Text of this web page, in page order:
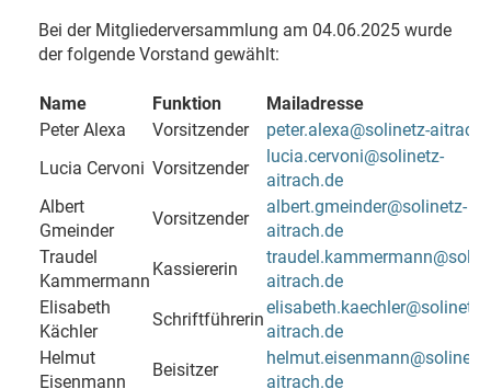
Bei der Mitgliederversammlung am 04.06.2025 wurde
der folgende Vorstand gewählt:
Name Funktion
Mailadresse
Peter Alexa
Vorsitzender
peter.alexa@solinetz-
Lucia Cervoni Vorsitzender
lucia.cervoni@solinetz-
aitrach.de
Albert
Gmeinder
Vorsitzender
albert.gmeinder@solinetz-
aitrach.de
Traudel
Kammermann
Kassiererin
aitrach.de
Elisabeth
Kächler
Schriftführerin
elisabeth.kaechler@solinetz-
aitrach.de
Helmut
Eisenmann
Beisitzer
helmut.eisenmann@solinetz-
aitrach.de